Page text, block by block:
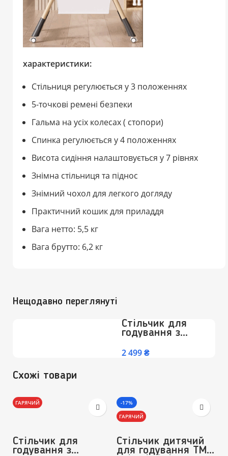
характеристики:
Стільниця регулюється у 3 положеннях
5-точкові ремені безпеки
Гальма на усіх колесах ( стопори)
Спинка регулюється у 4 положеннях
Висота сидіння налаштовується у 7 рівнях
Знімна стільниця та піднос
Знімний чохол для легкого догляду
Практичний кошик для приладдя
Вага нетто: 5,5 кг
Вага брутто: 6,2 кг
Нещодавно переглянуті
Стільчик для
годування з
спинкою,
₴
Схожі товари
ГАРЯЧИЙ
Стільчик для
годування з
-17%
ГАРЯЧИЙ
Стільчик дитячий
для годування ТМ